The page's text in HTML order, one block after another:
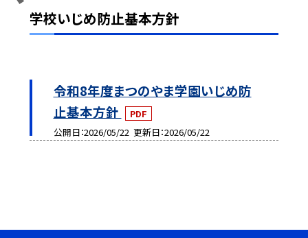
学校いじめ防止基本方針
令和8年度まつのやま学園いじめ防
止基本方針
PDF
公開日 2026/05/22 更新日 2026/05/22